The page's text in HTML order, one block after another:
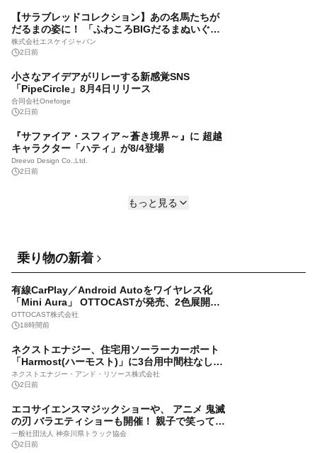
18時間前
ユウクリ、マーケティング・ビジネス職のキャ
リア支援を開始
18時間前
【滋賀県湖南市ふるさと納税】近江牛「枝肉共
進会」グランドチャンピオンは湖南市・まるさ
牛返礼品をご紹介
18時間前
レアラ、『AIはどの法律事務所を推薦するの
か』について 企業法務系70事務所×5つのAIで実
【サラブレッドコレクション】あの名馬たちが
だるまの姿に！ 「ふわころBIGだるまぬいぐる
み」をEC限定で受注販売開始
株式会社エスケイジャパン
2日前
小さなアイデアがリレーする新感覚SNS
「PipeCircle」8月4日リリース
合同会社Oneforge
2日前
『サファイア・スフィア～蒼き境界～』に 超越
キャラクター「ハティ」が8/4登場
Dreevo Design Co.,Ltd.
2日前
川あさき」さんの 直筆サイン色紙が当たるキャ
スマホRPG「天空のアムネジア」で声優「井上
ほの花」さんの 直筆サイン色紙が当たるキャン
3日前
兵庫・岡山・鳥取の3県を結ぶ智頭急行 「智頭
線普通列車1日乗車券」「通勤・通学定期券」を
3日前
福井観光や週末のおでかけに便利！ 「福井鉄道
土・日・祝日1日フリー乗車券」を モバイルチケ
6日前
あなたの眠りは、どの動物？ スマートリング
「Re・De Ring」に、睡眠データから その日の
もっと見る
乗り物の新着
有線CarPlay／Android Autoをワイヤレス化
「Mini Aura」 OTTOCASTが発売、2色展開で
8/31まで40％OFF！
OTTOCAST株式会社
18時間前
ネクストエナジー、住宅用ソーラーカーポート
「Harmost(ハーモスト)」に3台用中間柱なしタ
イプが 加わった新仕様を販売開始
ネクストエナジー・アンド・リソース株式会社
2日前
エコサイエンスマジックショーや、 アニメ 鬼滅
の刃 バラエティショーも開催！ 親子で笑って、
学べる、楽しいプログラムが大集結 『第40回交
通安全こどもショー』
一般社団法人 神奈川県トラック協会
2日前